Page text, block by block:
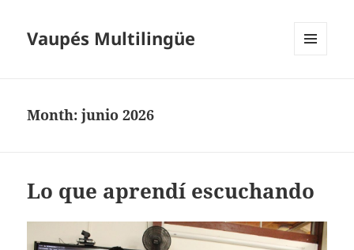
Vaupés Multilingüe
Month:junio 2026
Lo que aprendí escuchando